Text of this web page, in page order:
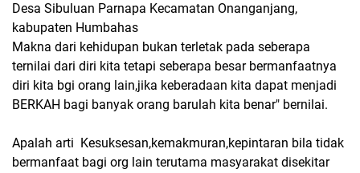
Desa Sibuluan Parnapa Kecamatan Onanganjang,
kabupaten Humbahas
Makna dari kehidupan bukan terletak pada seberapa
ternilai dari diri kita tetapi seberapa besar bermanfaatnya
diri kita bgi orang lain,jika keberadaan kita dapat menjadi
BERKAH bagi banyak orang barulah kita benar" bernilai.
Apalah arti Kesuksesan,kemakmuran,kepintaran bila tidak
bermanfaat bagi org lain terutama masyarakat disekitar